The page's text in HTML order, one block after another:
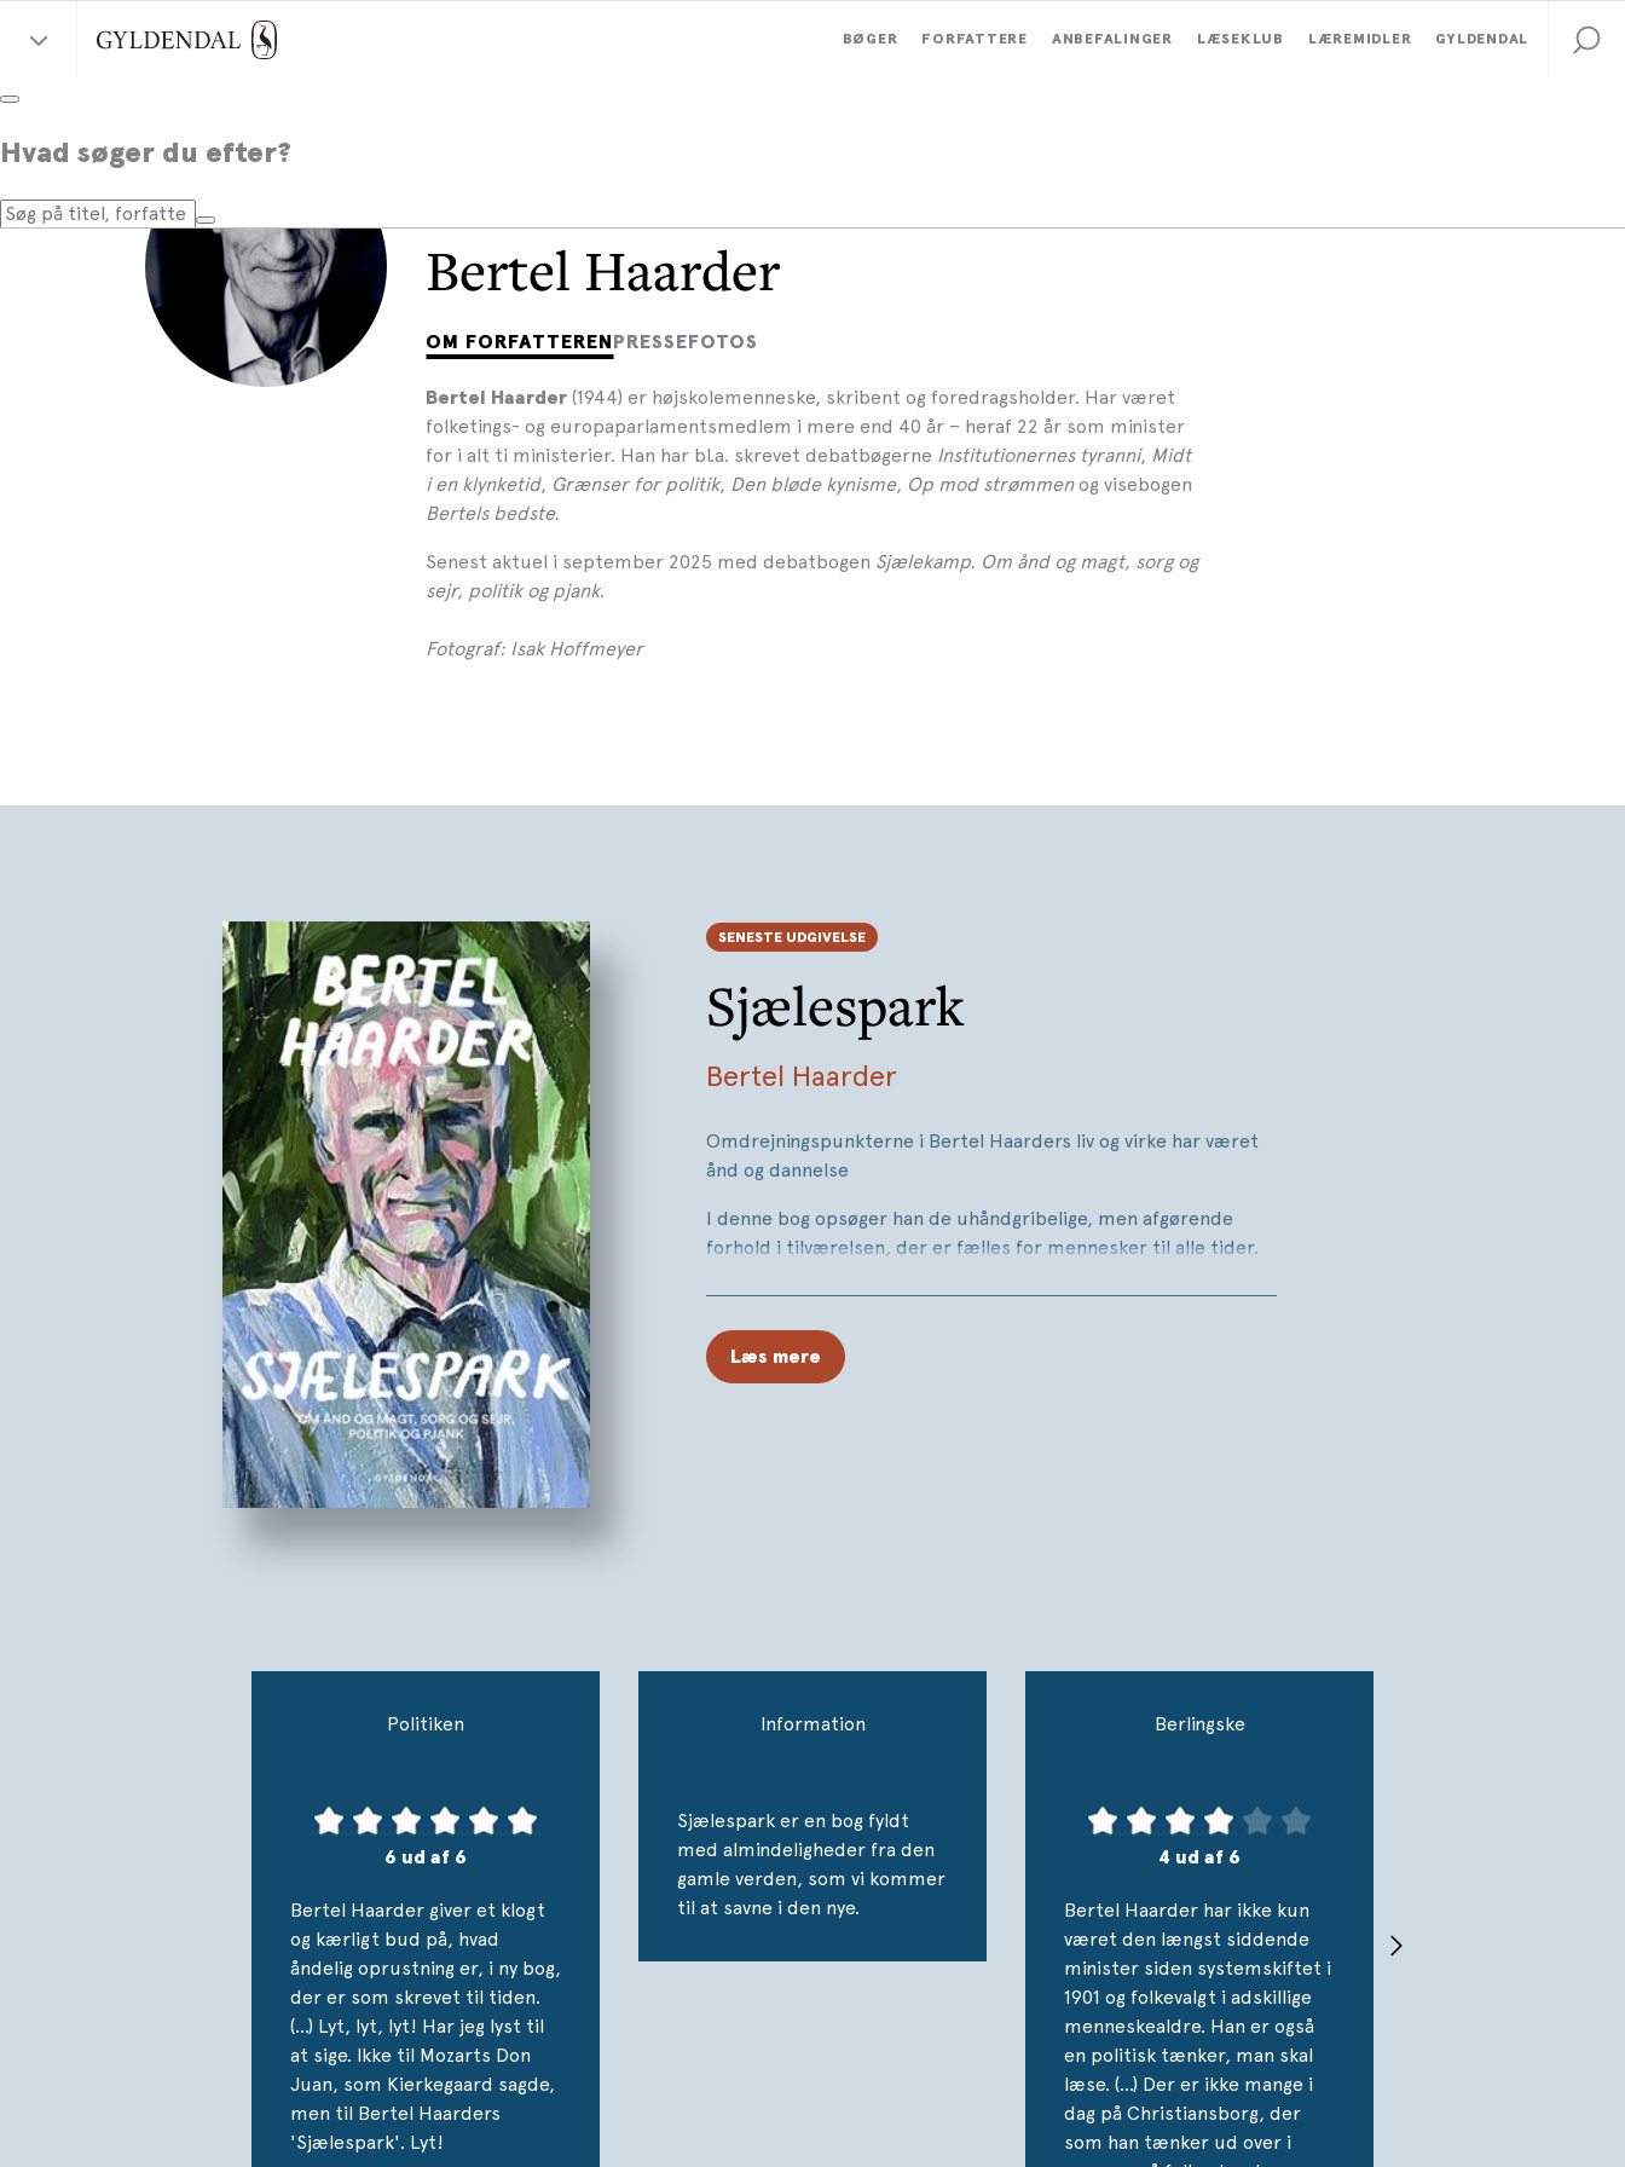
BØGER FORFATTERE ANBEFALINGER LÆSEKLUB LÆREMIDLER GYLDENDAL
Hvad søger du efter?
Bertel Haarder
OM FORFATTEREN PRESSEFOTOS
Bertel Haarder (1944) er højskolemenneske, skribent og foredragsholder. Har været
folketings- og europaparlamentsmedlem i mere end 40 år – heraf 22 år som minister
for i alt ti ministerier. Han har bl.a. skrevet debatbøgerne Institutionernes tyranni, Midt
i en klynketid, Grænser for politik, Den bløde kynisme, Op mod strømmenog visebogen
Bertels bedste.
Senest aktuel i september 2025 med debatbogen Sjælekamp. Om ånd og magt, sorg og
sejr, politik og pjank.
Fotograf: Isak Hoffmeyer
SENESTE UDGIVELSE
Sjælespark
Bertel Haarder
Omdrejningspunkterne i Bertel Haarders liv og virke har været
ånd og dannelse
I denne bog opsøger han de uhåndgribelige, men afgørende
forhold i tilværelsen, der er fælles for mennesker til alle tider.
Med korte tekster om kunst, kærlighed, fædrelandet, magt,
demokrati, tro og evigheden sparker han til sjælen hos sine
læsere.
Læs mere
Politiken
6 ud af 6
Bertel Haarder giver et klogt
og kærligt bud på, hvad
åndelig oprustning er, i ny bog,
der er som skrevet til tiden.
(…) Lyt, lyt, lyt! Har jeg lyst til
at sige. Ikke til Mozarts Don
Juan, som Kierkegaard sagde,
men til Bertel Haarders
'Sjælespark'. Lyt!
Information
Sjælespark er en bog fyldt
med almindeligheder fra den
gamle verden, som vi kommer
til at savne i den nye.
Berlingske
4 ud af 6
Bertel Haarder har ikke kun
været den længst siddende
minister siden systemskiftet i
1901 og folkevalgt i adskillige
menneskealdre. Han er også
en politisk tænker, man skal
læse. (…) Der er ikke mange i
dag på Christiansborg, der
som han tænker ud over i